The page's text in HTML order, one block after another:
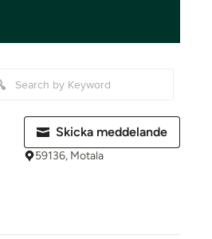
Skicka meddelande
59136, Motala